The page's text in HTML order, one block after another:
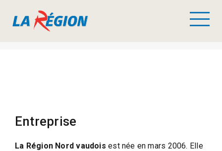
Entreprise
La Région Nord vaudois est née en mars 2006. Elle